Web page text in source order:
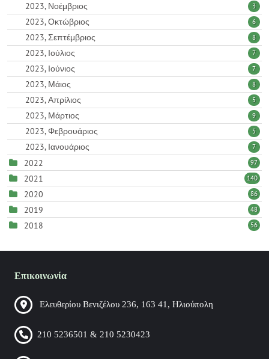
2023, Νοέμβριος 3
2023, Οκτώβριος 6
2023, Σεπτέμβριος 8
2023, Ιούλιος 7
2023, Ιούνιος 7
2023, Μάιος 8
2023, Απρίλιος 5
2023, Μάρτιος 9
2023, Φεβρουάριος 5
2023, Ιανουάριος 7
2022 97
2021 140
2020 86
2019 48
2018 56
Επικοινωνία
Ελευθερίου Βενιζέλου 236, 163 41, Ηλιούπολη
210 5236501 & 210 5230423